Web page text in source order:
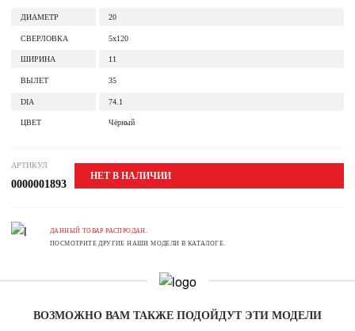
ДИАМЕТР 20
СВЕРЛОВКА 5x120
ШИРИНА 11
ВЫЛЕТ 35
DIA 74.1
ЦВЕТ Чёрный
АРТИКУЛ
0000001893
НЕТ В НАЛИЧИИ
ДАННЫЙ ТОВАР РАСПРОДАН.
ПОСМОТРИТЕ ДРУГИЕ НАШИ МОДЕЛИ В КАТАЛОГЕ.
ВОЗМОЖНО ВАМ ТАКЖЕ ПОДОЙДУТ ЭТИ МОДЕЛИ